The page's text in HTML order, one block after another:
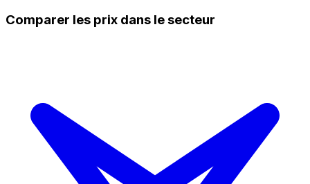
Comparer les prix dans le secteur